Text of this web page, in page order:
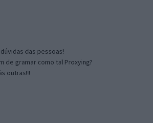
das pessoas!
de gramar como tal Proxying?
outras!!!